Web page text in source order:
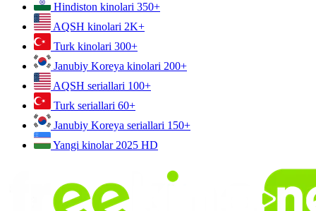
Hindiston kinolari 350+
AQSH kinolari 2K+
Turk kinolari 300+
Janubiy Koreya kinolari 200+
AQSH seriallari 100+
Turk seriallari 60+
Janubiy Koreya seriallari 150+
Yangi kinolar 2025 HD